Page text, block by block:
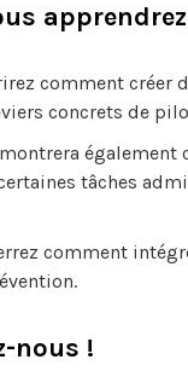
comment créer
concrets de
tâches
comment
nous !